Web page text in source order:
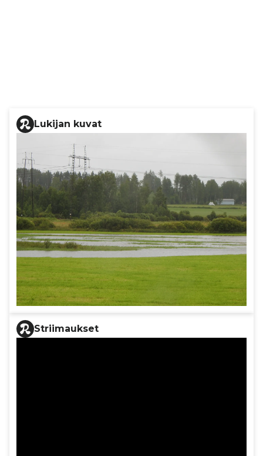
Lukijan kuvat
Striimaukset